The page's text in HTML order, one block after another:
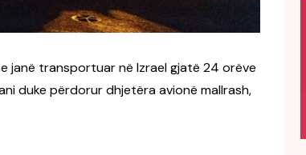
janë transportuar në Izrael gjatë 24 orëve
duke përdorur dhjetëra avionë mallrash,